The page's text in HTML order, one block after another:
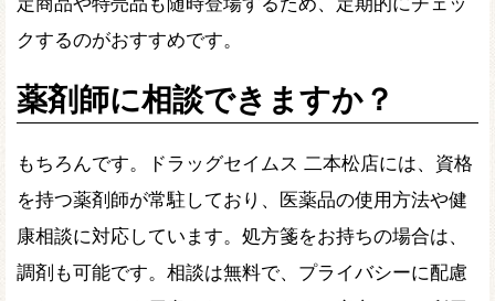
クするのがおすすめです。
薬剤師に相談できますか？
もちろんです。ドラッグセイムス 二本松店には、資格
を持つ薬剤師が常駐しており、医薬品の使用方法や健
康相談に対応しています。処方箋をお持ちの場合は、
調剤も可能です。相談は無料で、プライバシーに配慮